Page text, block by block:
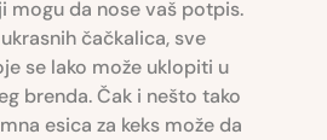
mogu da nose vaš potpis.
čačkalica, sve
se lako može uklopiti u
brenda. Čak i nešto tako
esica za keks može da